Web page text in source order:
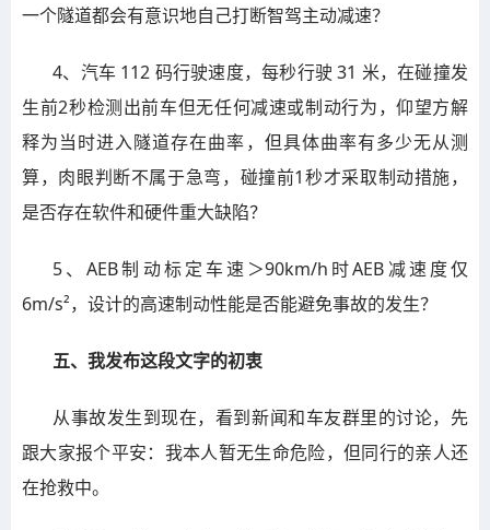
一个隧道都会有意识地自己打断智驾主动减速？
4、汽车 112 码行驶速度，每秒行驶 31 米，在碰撞发
生前2秒检测出前车但无任何减速或制动行为，仰望方解
释为当时进入隧道存在曲率，但具体曲率有多少无从测
算，肉眼判断不属于急弯，碰撞前1秒才采取制动措施，
是否存在软件和硬件重大缺陷？
5、AEB制动标定车速＞90km/h时AEB减速度仅
6m/s²，设计的高速制动性能是否能避免事故的发生？
五、我发布这段文字的初衷
从事故发生到现在，看到新闻和车友群里的讨论，先
跟大家报个平安：我本人暂无生命危险，但同行的亲人还
在抢救中。